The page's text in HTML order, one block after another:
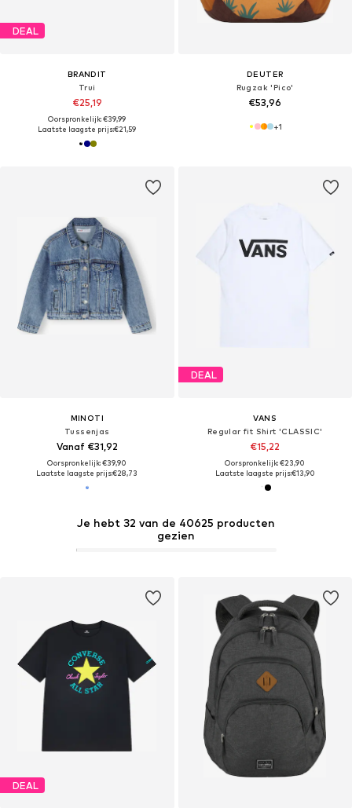
DEAL
BRANDIT
Trui
€25,19
Oorspronkelijk: €39,99
Laatste laagste prijs:€21,59
DEUTER
Rugzak 'Pico'
€53,96
+1
MINOTI
Tussenjas
Vanaf €31,92
Oorspronkelijk: €39,90
Laatste laagste prijs:€28,73
DEAL
VANS
Regular fit Shirt 'CLASSIC'
€15,22
Oorspronkelijk: €23,90
Laatste laagste prijs:€13,90
Je hebt 32 van de 40625 producten
gezien
DEAL